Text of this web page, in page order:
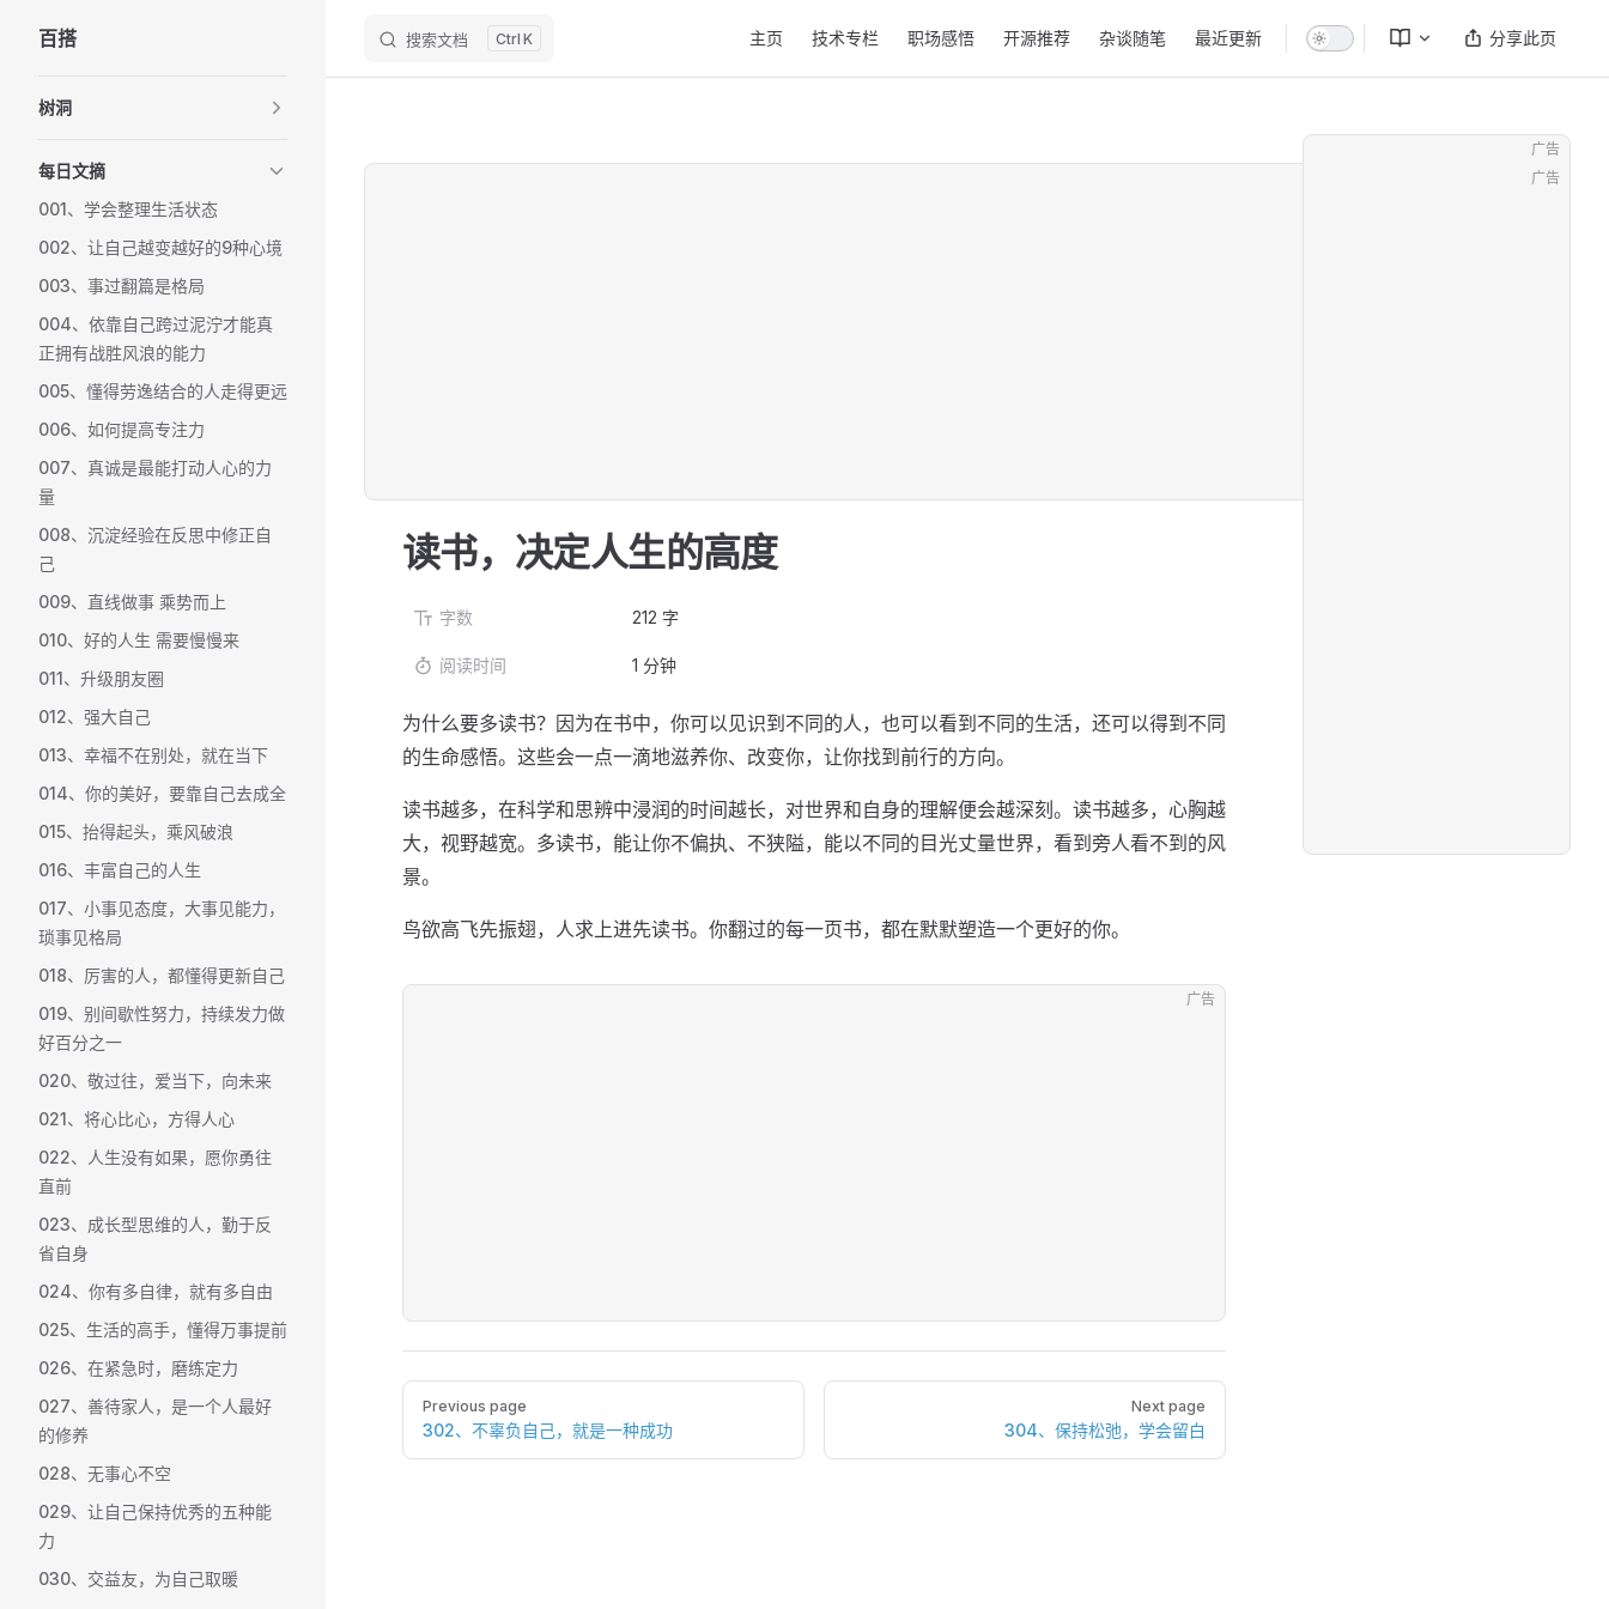
Skip to content
百搭 搜索文档 K 主页 技术专栏 职场感悟 开源推荐 杂谈随笔 最近更新 分享此页
树洞
每日文摘
001、学会整理生活状态
002、让自己越变越好的9种心境
003、事过翻篇是格局
004、依靠自己跨过泥泞才能真
正拥有战胜风浪的能力
005、懂得劳逸结合的人走得更远
006、如何提高专注力
007、真诚是最能打动人心的力
量
008、沉淀经验在反思中修正自
己
009、直线做事 乘势而上
010、好的人生 需要慢慢来
011、升级朋友圈
012、强大自己
013、幸福不在别处，就在当下
014、你的美好，要靠自己去成全
015、抬得起头，乘风破浪
016、丰富自己的人生
017、小事见态度，大事见能力，
琐事见格局
018、厉害的人，都懂得更新自己
019、别间歇性努力，持续发力做
好百分之一
020、敬过往，爱当下，向未来
021、将心比心，方得人心
022、人生没有如果，愿你勇往
直前
023、成长型思维的人，勤于反
省自身
024、你有多自律，就有多自由
025、生活的高手，懂得万事提前
026、在紧急时，磨练定力
027、善待家人，是一个人最好
的修养
028、无事心不空
029、让自己保持优秀的五种能
力
030、交益友，为自己取暖
广告
广告
读书，决定人生的高度
字数 212 字
阅读时间 1 分钟
为什么要多读书？因为在书中，你可以见识到不同的人，也可以看到不同的生活，还可以得到不同
的生命感悟。这些会一点一滴地滋养你、改变你，让你找到前行的方向。
读书越多，在科学和思辨中浸润的时间越长，对世界和自身的理解便会越深刻。读书越多，心胸越
大，视野越宽。多读书，能让你不偏执、不狭隘，能以不同的目光丈量世界，看到旁人看不到的风
景。
鸟欲高飞先振翅，人求上进先读书。你翻过的每一页书，都在默默塑造一个更好的你。
广告
Pager
Previous page
302、不辜负自己，就是一种成功
Next page
304、保持松弛，学会留白